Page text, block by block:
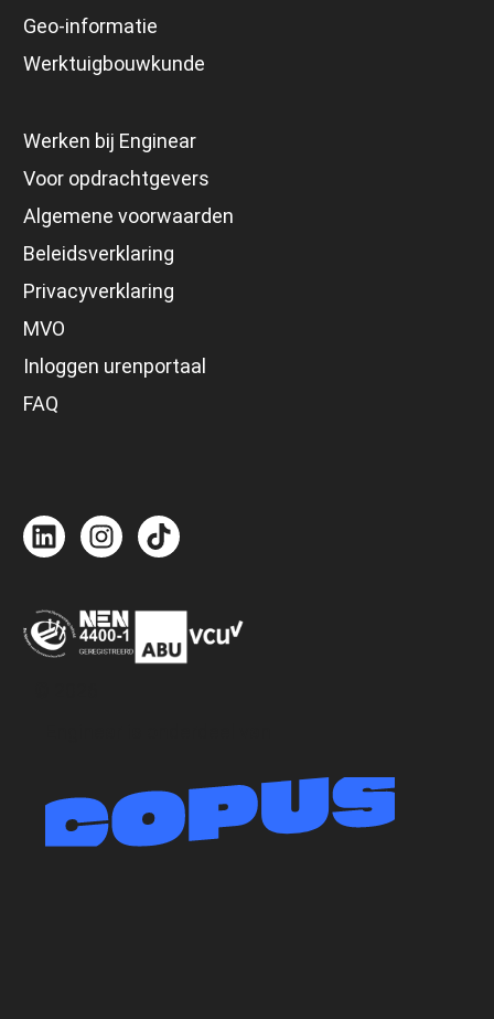
Geo-informatie
Werktuigbouwkunde
Werken bij Enginear
Voor opdrachtgevers
Algemene voorwaarden
Beleidsverklaring
Privacyverklaring
MVO
Inloggen urenportaal
FAQ